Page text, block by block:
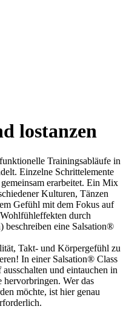
lostanzen
Trainingsabläufe in
Einzelne Schrittelemente
erarbeitet. Ein Mix
Kulturen, Tänzen
Gefühl mit dem Fokus auf
durch
beschreiben eine Salsation®
Takt- und Körpergefühl zu
In einer Salsation® Class
und eintauchen in
Wer das
möchte, ist hier genau